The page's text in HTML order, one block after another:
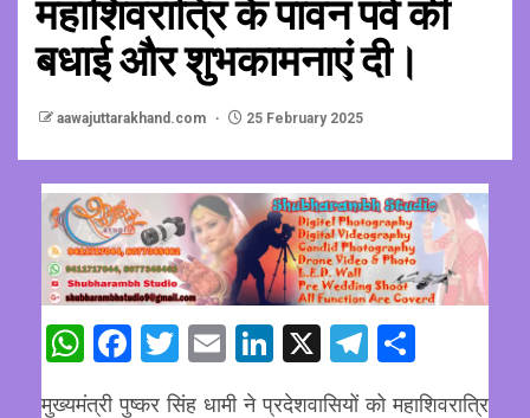
महाशिवरात्रि के पावन पर्व की
बधाई और शुभकामनाएं दी।
aawajuttarakhand.com 25 February 2025
WhatsApp
Facebook
Twitter
EmailLinkedIn
X Telegram
मुख्यमंत्री पुष्कर सिंह धामी ने प्रदेशवासियों को महाशिवरात्रि